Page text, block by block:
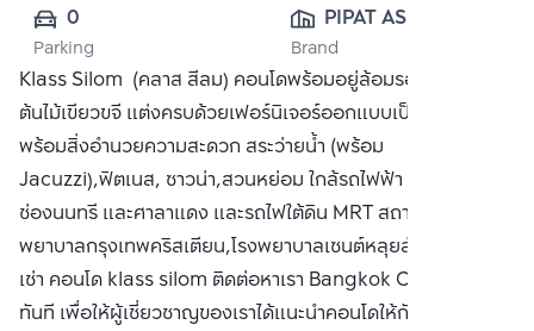
0
Parking
PIPAT ASSET
GROUP CO.,
LTD.
Brand
Klass Silom (คลาส สีลม) คอนโดพร้อมอยู่ล้อมรอบไปด้วย
ต้นไม้เขียวขจี แต่งครบด้วยเฟอร์นิเจอร์ออกแบบเป็นอย่างดี
พร้อมสิ่งอำนวยความสะดวก สระว่ายน้ำ (พร้อม
Jacuzzi),ฟิตเนส, ซาวน่า,สวนหย่อม ใกล้รถไฟฟ้า BTS สถานี
ช่องนนทรี และศาลาแดง และรถไฟใต้ดิน MRT สถานีสีลม,โรง
พยาบาลกรุงเทพคริสเตียน,โรงพยาบาลเซนต์หลุยส์ ซื้อ ขายหรือ
เช่า คอนโด klass silom ติดต่อหาเรา Bangkok CitiSmart ได้
ทันที เพื่อให้ผู้เชี่ยวชาญของเราได้แนะนำคอนโดให้กับท่าน